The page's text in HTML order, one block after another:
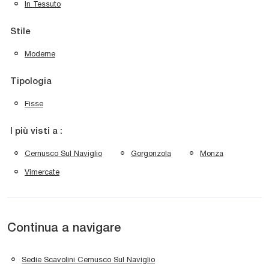
In Tessuto
Stile
Moderne
Tipologia
Fisse
I più visti a :
Cernusco Sul Naviglio Gorgonzola Monza
Vimercate
Continua a navigare
Sedie Scavolini Cernusco Sul Naviglio